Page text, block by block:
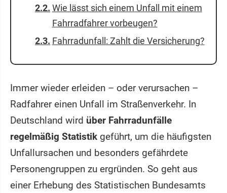
Wie lässt sich einem Unfall mit einem
Fahrradfahrer vorbeugen?
Fahrradunfall: Zahlt die Versicherung?
Immer wieder erleiden – oder verursachen –
Radfahrer einen Unfall im Straßenverkehr. In
Deutschland wird über Fahrradunfälle
regelmäßig Statistik geführt, um die häufigsten
Unfallursachen und besonders gefährdete
Personengruppen zu ergründen. So geht aus
einer Erhebung des Statistischen Bundesamts